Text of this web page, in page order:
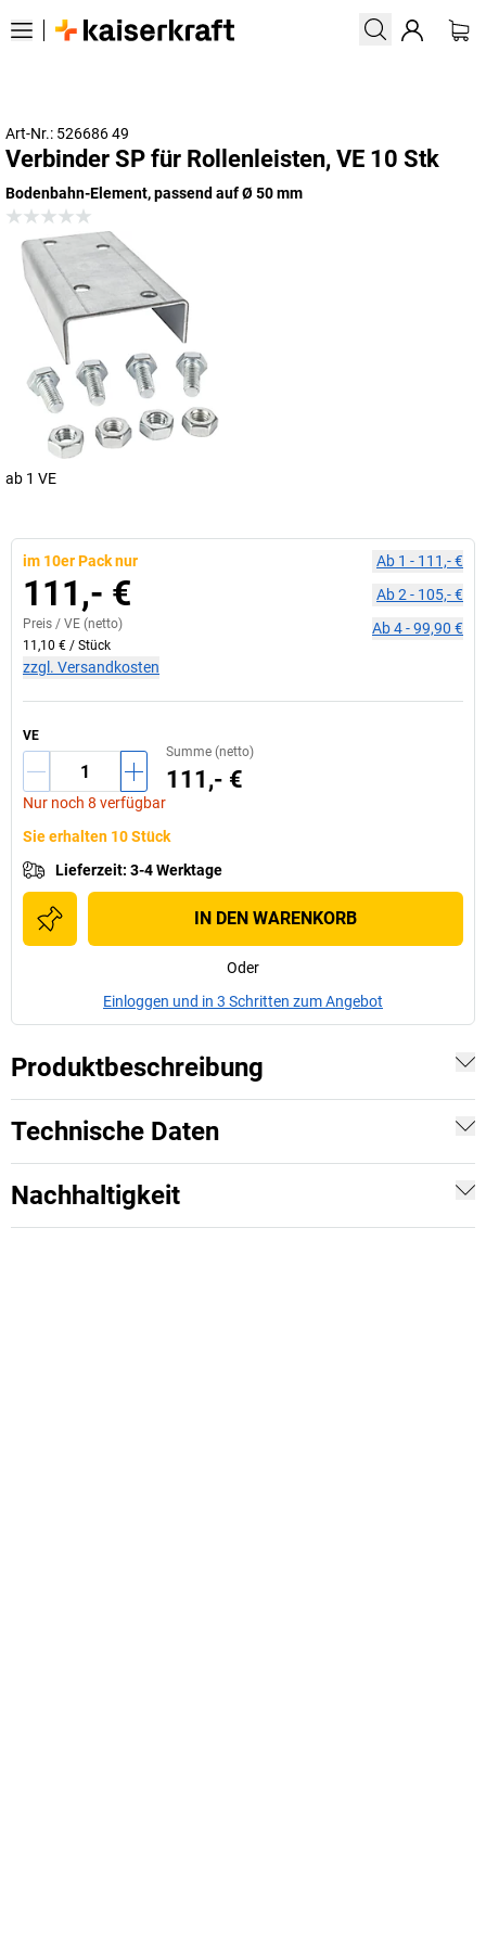
Art-Nr.: 526686 49
Verbinder SP für Rollenleisten, VE 10 Stk
Bodenbahn-Element, passend auf Ø 50 mm
ab 1 VE
im 10er Pack nur
111,- €
Preis / VE (netto)
11,10 € / Stück
zzgl. Versandkosten
Ab 1 - 111,- €
Ab2 - 105,- €
Ab4-99,90 €
VE
Nur noch 8 verfügbar
Summe (netto)
111,- €
Sie erhalten 10 Stück
Lieferzeit: 3-4 Werktage
IN DEN WARENKORB
Oder
Einloggen und in 3 Schritten zum Angebot
Produktbeschreibung
Technische Daten
Nachhaltigkeit